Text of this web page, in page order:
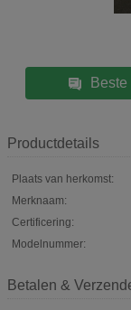
Productdetails
Plaats van herkomst:
Merknaam:
Certificering:
Modelnummer:
Betalen &